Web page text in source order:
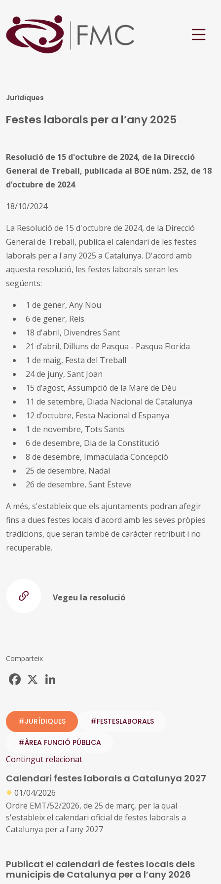
Jurídiques
Festes laborals per a l’any 2025
Resolució de 15 d'octubre de 2024, de la Direcció
General de Treball, publicada al BOE núm. 252, de 18
d’octubre de 2024
18/10/2024
La Resolució de 15 d'octubre de 2024, de la Direcció
General de Treball, publica el calendari de les festes
laborals per a l'any 2025 a Catalunya. D'acord amb
aquesta resolució, les festes laborals seran les
següents:
1 de gener, Any Nou
6 de gener, Reis
18 d'abril, Divendres Sant
21 d’abril, Dilluns de Pasqua - Pasqua Florida
1 de maig, Festa del Treball
24 de juny, Sant Joan
15 d’agost, Assumpció de la Mare de Déu
11 de setembre, Diada Nacional de Catalunya
12 d’octubre, Festa Nacional d'Espanya
1 de novembre, Tots Sants
6 de desembre, Dia de la Constitució
8 de desembre, Immaculada Concepció
25 de desembre, Nadal
26 de desembre, Sant Esteve
A més, s'estableix que els ajuntaments podran afegir
fins a dues festes locals d'acord amb les seves pròpies
tradicions, que seran també de caràcter retribuït i no
recuperable.
Vegeu la resolució
Comparteix
Facebook
#JURÍDIQUES #FESTESLABORALS
#ÀREA FUNCIÓ PÚBLICA
Contingut relacionat
Calendari festes laborals a Catalunya 2027
● 01/04/2026
Ordre EMT/52/2026, de 25 de març, per la qual
s'estableix el calendari oficial de festes laborals a
Catalunya per a l'any 2027
Publicat el calendari de festes locals dels
municipis de Catalunya per a l’any 2026